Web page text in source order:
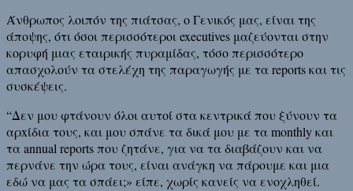
Άνθρωπος λοιπόν της πιάτσας, ο Γενικός μας, είναι της
άποψης, ότι όσοι περισσότεροι executives μαζεύονται στην
κορυφή μιας εταιρικής πυραμίδας, τόσο περισσότερο
απασχολούν τα στελέχη της παραγωγής με τα reports και τις
συσκέψεις.
“Δεν μου φτάνουν όλοι αυτοί στα κεντρικά που ξύνουν τα
αρxίδια τους, και μου σπάνε τα δικά μου με τα monthly και
τα annual reports που ζητάνε, για να τα διαβάζουν και να
περνάνε την ώρα τους, είναι ανάγκη να πάρουμε και μια
εδώ να μας τα σπάει;» είπε, χωρίς κανείς να ενοχληθεί.